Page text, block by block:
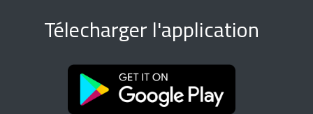
Télecharger l'application